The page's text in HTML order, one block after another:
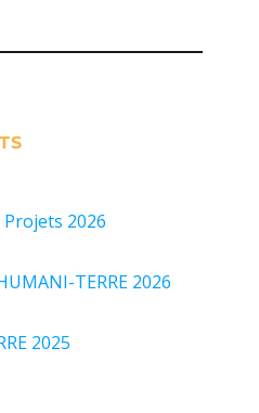
2026
TERRE 2026
2025